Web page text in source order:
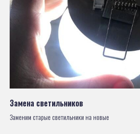
Замена светильников
Заменим старые светильники на новые